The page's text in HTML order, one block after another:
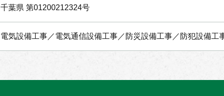
千葉県 第01200212324号
電気設備工事／電気通信設備工事／防災設備工事／防犯設備工